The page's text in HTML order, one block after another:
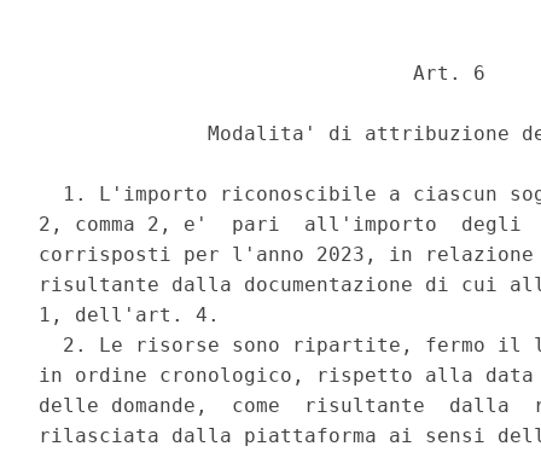
                               Art. 6
Modalita' di attribuzione
1. L'importo riconoscibile a ciascun
2, comma 2, e'  pari  all'importo  degli
corrisposti per l'anno 2023, in relazione
risultante dalla documentazione di cui
1, dell'art. 4.
2. Le risorse sono ripartite, fermo il
in ordine cronologico, rispetto alla
delle domande,  come  risultante  dalla